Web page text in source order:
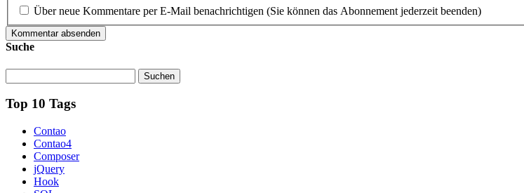
Über neue Kommentare per E-Mail benachrichtigen (Sie können das Abonnement jederzeit beenden)
Kommentar absenden
Suche
Suchen
Top 10 Tags
Contao
Contao4
Composer
jQuery
Hook